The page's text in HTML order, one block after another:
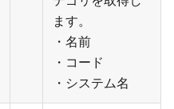
ます。
・名前
・コード
・システム名